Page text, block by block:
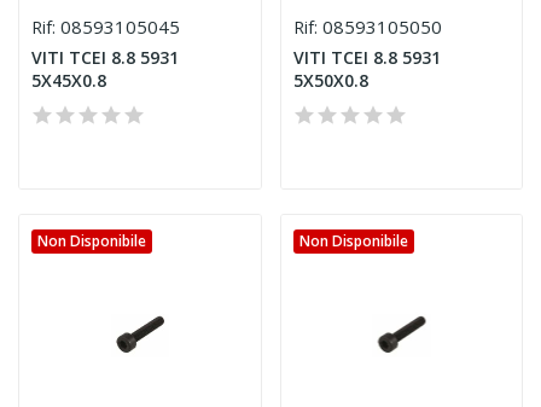
Rif: 08593105045
VITI TCEI 8.8 5931
5X45X0.8
Rif: 08593105050
VITI TCEI 8.8 5931
5X50X0.8
Non Disponibile Non Disponibile